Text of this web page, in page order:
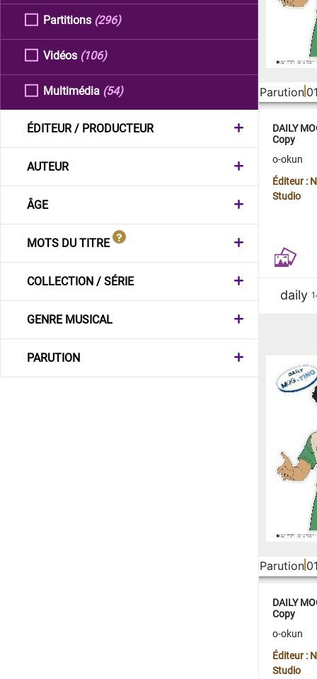
Partitions (296)
Vidéos (106)
Multimédia (54)
ÉDITEUR / PRODUCTEUR
AUTEUR
ÂGE
MOTS DU TITRE
COLLECTION / SÉRIE
GENRE MUSICAL
PARUTION
Parution
DAILY
Copy
o-okun
Éditeur :
Studio
daily
Parution
DAILY
Copy
o-okun
Éditeur :
Studio